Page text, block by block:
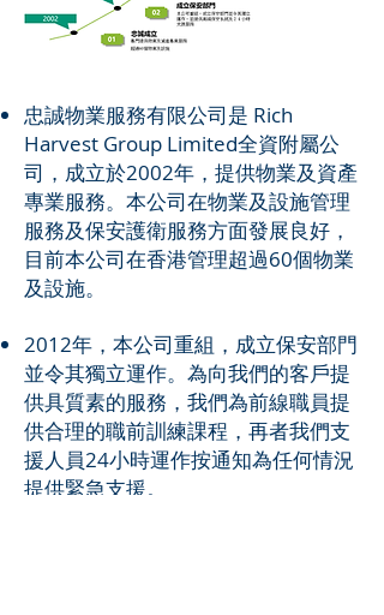
忠誠物業服務有限公司是 Rich
Harvest Group Limited全資附屬公
司，成立於2002年，提供物業及資產
專業服務。本公司在物業及設施管理
服務及保安護衛服務方面發展良好，
目前本公司在香港管理超過60個物業
及設施。
2012年，本公司重組，成立保安部門
並令其獨立運作。為向我們的客戶提
供具質素的服務，我們為前線職員提
供合理的職前訓練課程，再者我們支
援人員24小時運作按通知為任何情況
提供緊急支援。